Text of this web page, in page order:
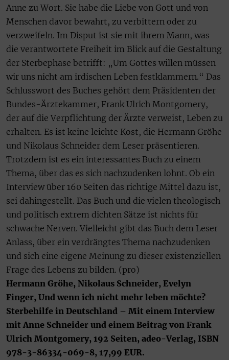
Anne zu Wort. Sie habe die Liebe von Gott und von
Menschen davor bewahrt, zu verbittern oder zu
verzweifeln. Im Disput ist sie mit ihrem Mann, was
die verantwortete Freiheit im Blick auf die Gestaltung
der Sterbephase betrifft: „Um Gottes willen müssen
wir uns nicht am irdischen Leben festklammern.“ Das
Schlusswort des Buches gehört dem Präsidenten der
Bundes-Ärztekammer, Frank Ulrich Montgomery,
der auf die Verpflichtung der Ärzte verweist, Leben zu
erhalten. Es ist keine leichte Kost, die Hermann Gröhe
und Nikolaus Schneider dem Leser präsentieren.
Trotzdem ist es ein interessantes Buch zu einem
Thema, über das es sich nachzudenken lohnt. Ob ein
Interview über 160 Seiten das richtige Mittel dazu ist,
sei dahingestellt. Das Buch und die vielen theologisch
und politisch extrem dichten Sätze ist nichts für
schwache Nerven. Vielleicht gibt das Buch dem Leser
Anlass, über ein verdrängtes Thema nachzudenken
und sich eine eigene Meinung zu dieser existenziellen
Frage des Lebens zu bilden. (pro)
Hermann Gröhe, Nikolaus Schneider, Evelyn
Finger, Und wenn ich nicht mehr leben möchte?
Sterbehilfe in Deutschland – Mit einem Interview
mit Anne Schneider und einem Beitrag von Frank
Ulrich Montgomery, 192 Seiten, adeo-Verlag, ISBN
978-3-86334-069-8, 17,99 EUR.